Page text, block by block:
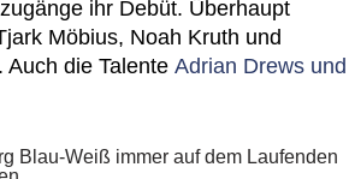
ihr Debüt. Überhaupt
Möbius, Noah Kruth und
die Talente Adrian Drews und